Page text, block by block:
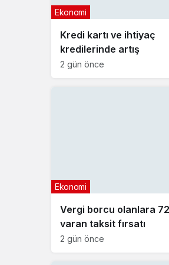
Kredi kartı ve ihtiyaç
kredilerinde artış
Ekonomi
2 gün önce
Vergi borcu olanlara
varan taksit fırsatı
Ekonomi
2 gün önce